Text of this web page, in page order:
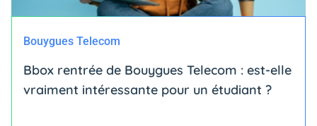
Bouygues Telecom
Bbox rentrée de Bouygues Telecom : est-elle
vraiment intéressante pour un étudiant ?